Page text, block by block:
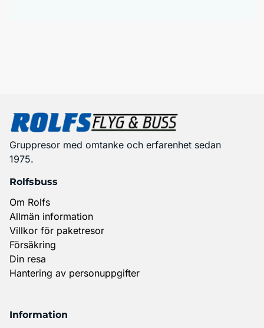
Gruppresor med omtanke och erfarenhet sedan
1975.
Rolfsbuss
Om Rolfs
Allmän information
Villkor för paketresor
Försäkring
Din resa
Hantering av personuppgifter
Information